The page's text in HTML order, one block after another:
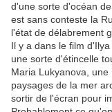
d'une sorte d'océan
est sans conteste la
l'état de délabrement
Il y a dans le film
une sorte d'étincelle
Maria Lukyanova,
paysages de la mer
sortir de l'écran pour